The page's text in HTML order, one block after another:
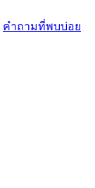
คำถามที่พบบ่อย